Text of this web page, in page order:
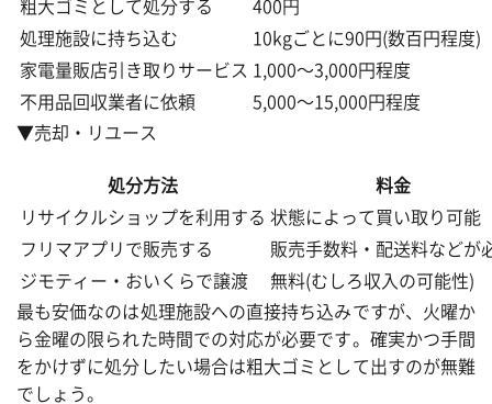
粗大ゴミとして処分する
400円
処理施設に持ち込む
10kgごとに90円(数百円程度)
家電量販店引き取りサービス 1,000～3,000円程度
不用品回収業者に依頼
5,000～15,000円程度
▼売却・リユース
処分方法
料金
リサイクルショップを利用する 状態によって買い取り可能
フリマアプリで販売する
販売手数料・配送料などが
ジモティー・おいくらで譲渡
無料(むしろ収入の可能性)
最も安価なのは処理施設への直接持ち込みですが、火曜か
ら金曜の限られた時間での対応が必要です。確実かつ手間
をかけずに処分したい場合は粗大ゴミとして出すのが無難
でしょう。